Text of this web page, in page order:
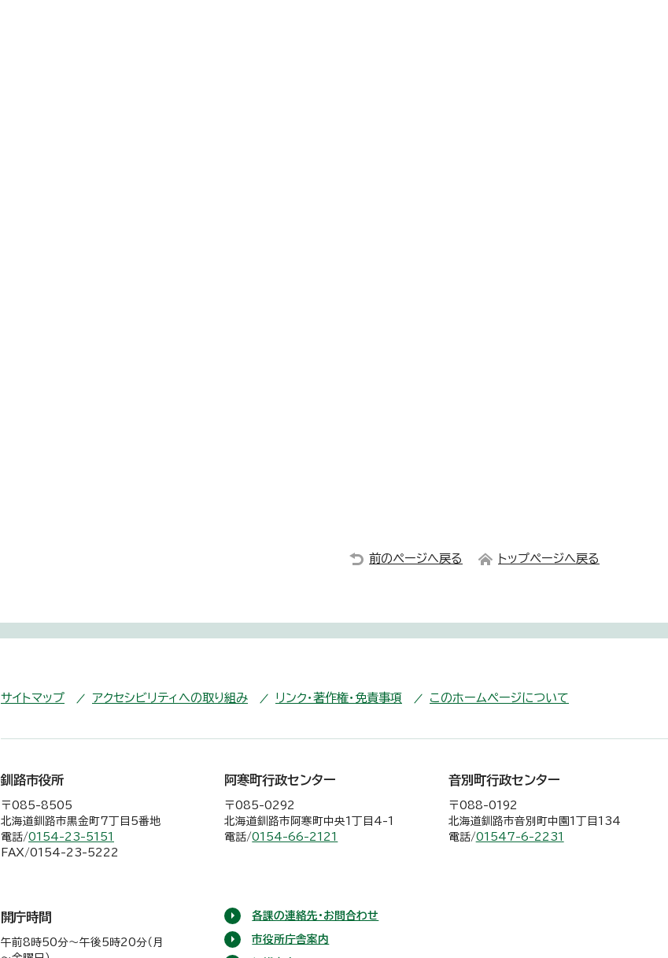
前のページへ戻る トップページへ戻る
サイトマップ アクセシビリティへの取り組み リンク・著作権・免責事項 このホームページについて
釧路市役所
〒085-8505
北海道釧路市黒金町7丁目5番地
電話/0154-23-5151
FAX/0154-23-5222
阿寒町行政センター
〒085-0292
北海道釧路市阿寒町中央1丁目4-1
電話/0154-66-2121
音別町行政センター
〒088-0192
北海道釧路市音別町中園1丁目134
電話/01547-6-2231
開庁時間
午前8時50分～午後5時20分（月
各課の連絡先・お問合わせ
市役所庁舎案内